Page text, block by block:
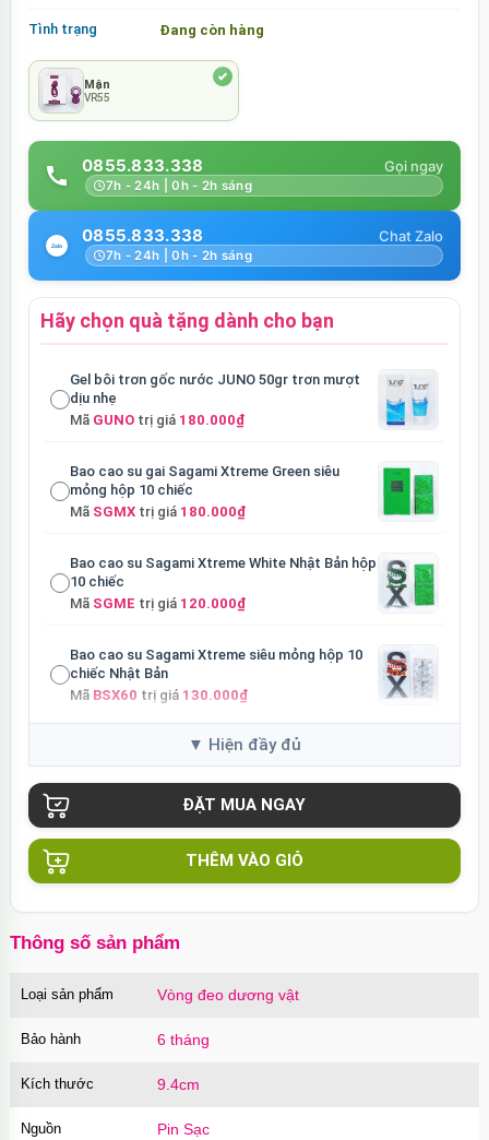
Tình trạng Đang còn hàng
Mận
VR55
0855.833.338
7h - 24h | 0h - 2h sáng
0855.833.338
7h - 24h | 0h - 2h sáng
Hãy chọn quà tặng dành cho bạn
Gel bôi trơn gốc nước JUNO 50gr trơn mượt
dịu nhẹ
Mã GUNOtrị giá 180.000₫
Bao cao su gai Sagami Xtreme Green siêu
mỏng hộp 10 chiếc
Mã SGMXtrị giá 180.000₫
Bao cao su Sagami Xtreme White Nhật Bản hộp
10 chiếc
Mã SGME trị giá 120.000₫
Bao cao su Sagami Xtreme siêu mỏng hộp 10
chiếc Nhật Bản
Mã BSX60 trị giá 130.000₫
Củ sạc Hoco Mini Travel Charger 10.5W nhanh
an toàn
MãHOCOtrị giá90.000₫
THÊM VÀO GIỎ
Thông số sản phẩm
Loại sản phẩm Vòng đeo dương vật
Bảo hành 6 tháng
Kích thước 9.4cm
Nguồn Pin Sạc